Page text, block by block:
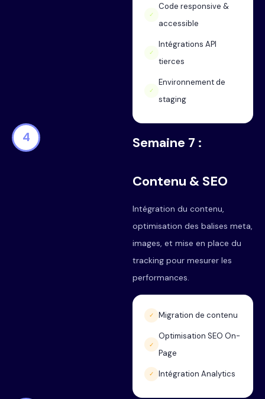
✓
Code responsive &
accessible
✓
Intégrations API
tierces
✓
Environnement de
staging
4 Semaine 7 :
Contenu & SEO
Intégration du contenu,
optimisation des balises meta,
images, et mise en place du
tracking pour mesurer les
performances.
✓ Migration de contenu
✓
Optimisation SEO On-
Page
✓ Intégration Analytics